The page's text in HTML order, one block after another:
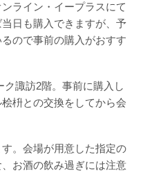
ライン・イープラスにて
日も購入できますが、予
ので事前の購入がおすす
諏訪2階。事前に購入し
枡との交換をしてから会
。会場が用意した指定の
お酒の飲み過ぎには注意